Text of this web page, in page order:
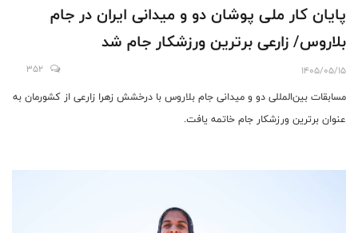
پایان کار ملی پوشان دو و میدانی ایران در جام
بلاروس/ زارعی برترین ورزشکار جام شد
1405/05/15
352
مسابقات بین‌المللی دو و میدانی جام بلاروس با درخشش زهرا زارعی از کشورمان به
عنوان برترین ورزشکار جام خاتمه یافت.